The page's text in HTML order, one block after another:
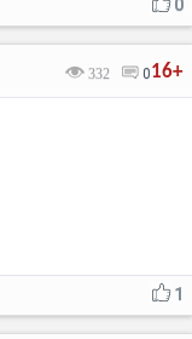
0
16+
332 0
1